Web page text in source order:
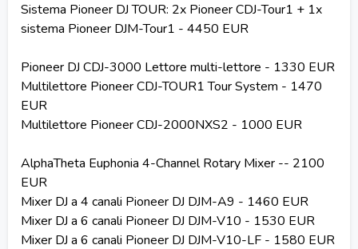
Sistema Pioneer DJ TOUR: 2x Pioneer CDJ-Tour1 + 1x
sistema Pioneer DJM-Tour1 - 4450 EUR
Pioneer DJ CDJ-3000 Lettore multi-lettore - 1330 EUR
Multilettore Pioneer CDJ-TOUR1 Tour System - 1470
EUR
Multilettore Pioneer CDJ-2000NXS2 - 1000 EUR
AlphaTheta Euphonia 4-Channel Rotary Mixer -- 2100
EUR
Mixer DJ a 4 canali Pioneer DJ DJM-A9 - 1460 EUR
Mixer DJ a 6 canali Pioneer DJ DJM-V10 - 1530 EUR
Mixer DJ a 6 canali Pioneer DJ DJM-V10-LF - 1580 EUR